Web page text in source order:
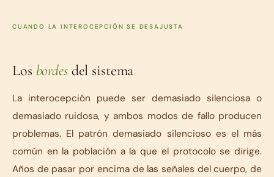
CUANDO LA INTEROCEPCIÓN SE DESAJUSTA
Los bordesdel sistema
La interocepción puede ser demasiado silenciosa o
demasiado ruidosa, y ambos modos de fallo producen
problemas. El patrón demasiado silencioso es el más
común en la población a la que el protocolo se dirige.
Años de pasar por encima de las señales del cuerpo, de